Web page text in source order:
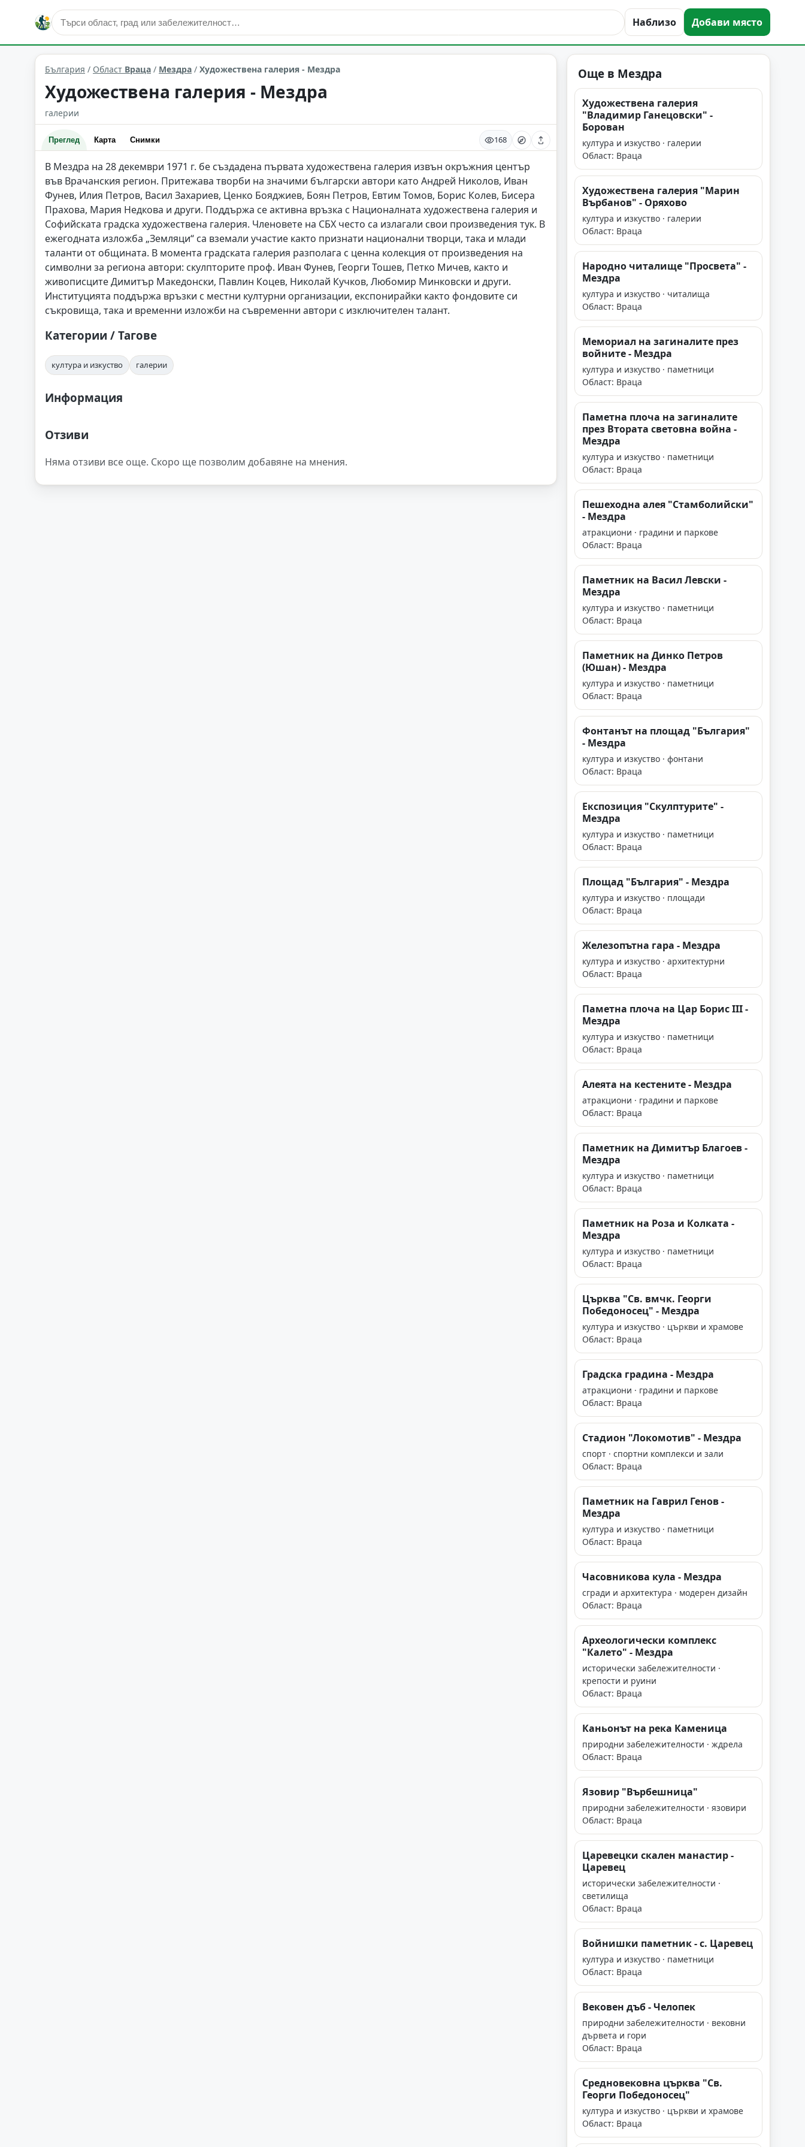
Наблизо Добави място
култура и изкуство Мездра Област: Враца
България / Област Враца / Мездра / Художествена галерия - Мездра
Художествена галерия - Мездра
галерии
Преглед Карта Снимки 168
В Мездра на 28 декември 1971 г. бе създадена първата художествена галерия извън окръжния център
във Врачанския регион. Притежава творби на значими български автори като Андрей Николов, Иван
Фунев, Илия Петров, Васил Захариев, Ценко Бояджиев, Боян Петров, Евтим Томов, Борис Колев, Бисера
Прахова, Мария Недкова и други. Поддържа се активна връзка с Националната художествена галерия и
Софийската градска художествена галерия. Членовете на СБХ често са излагали свои произведения тук. В
ежегодната изложба „Земляци“ са вземали участие както признати национални творци, така и млади
таланти от общината. В момента градската галерия разполага с ценна колекция от произведения на
символни за региона автори: скулпторите проф. Иван Фунев, Георги Тошев, Петко Мичев, както и
живописците Димитър Македонски, Павлин Коцев, Николай Кучков, Любомир Минковски и други.
Институцията поддържа връзки с местни културни организации, експонирайки както фондовите си
съкровища, така и временни изложби на съвременни автори с изключителен талант.
Категории / Тагове
култура и изкуство галерии
Информация
Отзиви
Няма отзиви все още. Скоро ще позволим добавяне на мнения.
Още в Мездра
Художествена галерия
"Владимир Ганецовски" -
Борован
култура и изкуство · галерии
Област: Враца
Художествена галерия "Марин
Върбанов" - Оряхово
култура и изкуство · галерии
Област: Враца
Народно читалище "Просвета" -
Мездра
култура и изкуство · читалища
Област: Враца
Мемориал на загиналите през
войните - Мездра
култура и изкуство · паметници
Област: Враца
Паметна плоча на загиналите
през Втората световна война -
Мездра
култура и изкуство · паметници
Област: Враца
Пешеходна алея "Стамболийски"
- Мездра
атракциони · градини и паркове
Област: Враца
Паметник на Васил Левски -
Мездра
култура и изкуство · паметници
Област: Враца
Паметник на Динко Петров
(Юшан) - Мездра
култура и изкуство · паметници
Област: Враца
Фонтанът на площад "България"
- Мездра
култура и изкуство · фонтани
Област: Враца
Експозиция "Скулптурите" -
Мездра
култура и изкуство · паметници
Област: Враца
Площад "България" - Мездра
култура и изкуство · площади
Област: Враца
Железопътна гара - Мездра
култура и изкуство · архитектурни
Област: Враца
Паметна плоча на Цар Борис III -
Мездра
култура и изкуство · паметници
Област: Враца
Алеята на кестените - Мездра
атракциони · градини и паркове
Област: Враца
Паметник на Димитър Благоев -
Мездра
култура и изкуство · паметници
Област: Враца
Паметник на Роза и Колката -
Мездра
култура и изкуство · паметници
Област: Враца
Църква "Св. вмчк. Георги
Победоносец" - Мездра
култура и изкуство · църкви и храмове
Област: Враца
Градска градина - Мездра
атракциони · градини и паркове
Област: Враца
Стадион "Локомотив" - Мездра
спорт · спортни комплекси и зали
Област: Враца
Паметник на Гаврил Генов -
Мездра
култура и изкуство · паметници
Област: Враца
Часовникова кула - Мездра
сгради и архитектура · модерен дизайн
Област: Враца
Археологически комплекс
"Калето" - Мездра
исторически забележителности ·
крепости и руини
Област: Враца
Каньонът на река Каменица
природни забележителности · ждрела
Област: Враца
Язовир "Върбешница"
природни забележителности · язовири
Област: Враца
Царевецки скален манастир -
Царевец
исторически забележителности ·
светилища
Област: Враца
Войнишки паметник - с. Царевец
култура и изкуство · паметници
Област: Враца
Вековен дъб - Челопек
природни забележителности · вековни
дървета и гори
Област: Враца
Средновековна църква "Св.
Георги Победоносец"
култура и изкуство · църкви и храмове
Област: Враца